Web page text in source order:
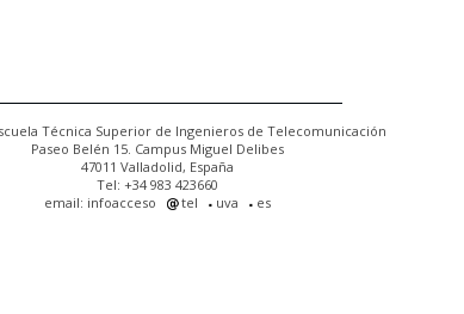
Técnica Superior de Ingenieros de Telecomunicación
Paseo Belén 15. Campus Miguel Delibes
47011 Valladolid, España
Tel: +34 983 423660
email: infoacceso
tel uva es